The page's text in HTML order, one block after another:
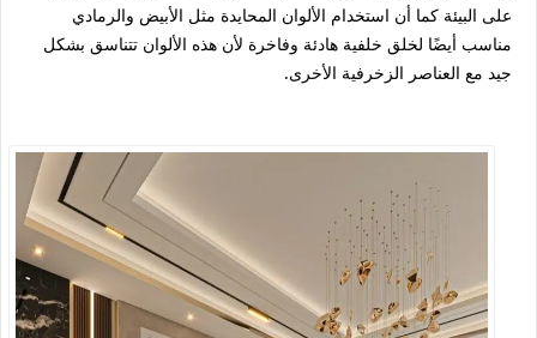
على البيئة كما أن استخدام الألوان المحايدة مثل الأبيض والرمادي
مناسب أيضًا لخلق خلفية هادئة وفاخرة لأن هذه الألوان تتناسق بشكل
جيد مع العناصر الزخرفية الأخرى.